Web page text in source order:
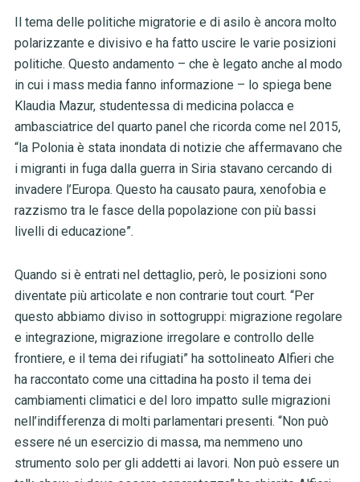
Il tema delle politiche migratorie e di asilo è ancora molto
polarizzante e divisivo e ha fatto uscire le varie posizioni
politiche. Questo andamento – che è legato anche al modo
in cui i mass media fanno informazione – lo spiega bene
Klaudia Mazur, studentessa di medicina polacca e
ambasciatrice del quarto panel che ricorda come nel 2015,
“la Polonia è stata inondata di notizie che affermavano che
i migranti in fuga dalla guerra in Siria stavano cercando di
invadere l’Europa. Questo ha causato paura, xenofobia e
razzismo tra le fasce della popolazione con più bassi
livelli di educazione”.
Quando si è entrati nel dettaglio, però, le posizioni sono
diventate più articolate e non contrarie tout court. “Per
questo abbiamo diviso in sottogruppi: migrazione regolare
e integrazione, migrazione irregolare e controllo delle
frontiere, e il tema dei rifugiati” ha sottolineato Alfieri che
ha raccontato come una cittadina ha posto il tema dei
cambiamenti climatici e del loro impatto sulle migrazioni
nell’indifferenza di molti parlamentari presenti. “Non può
essere né un esercizio di massa, ma nemmeno uno
strumento solo per gli addetti ai lavori. Non può essere un